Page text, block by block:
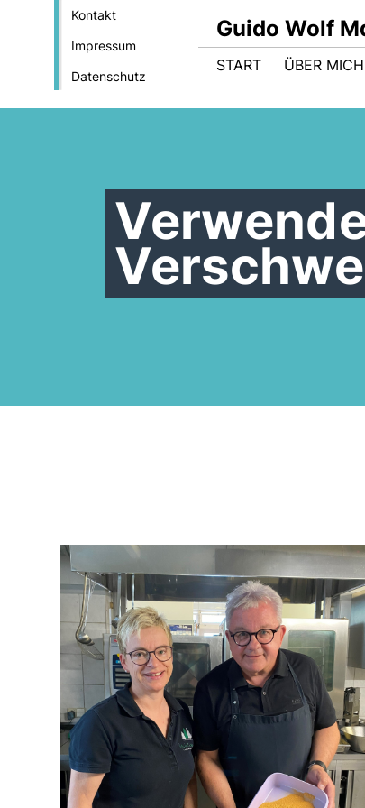
Kontakt
Impressum
Datenschutz
Guido Wolf
START ÜBER MICH